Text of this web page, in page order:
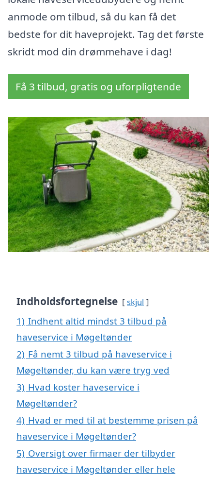
anmode om tilbud, så du kan få det
bedste for dit haveprojekt. Tag det første
skridt mod din drømmehave i dag!
Få 3 tilbud, gratis og uforpligtende
Indholdsfortegnelse skjul
1) Indhent altid mindst 3 tilbud på
haveservice i Møgeltønder
2) Få nemt 3 tilbud på haveservice i
Møgeltønder, du kan være tryg ved
3) Hvad koster haveservice i
Møgeltønder?
4) Hvad er med til at bestemme prisen på
haveservice i Møgeltønder?
5) Oversigt over firmaer der tilbyder
haveservice i Møgeltønder eller hele